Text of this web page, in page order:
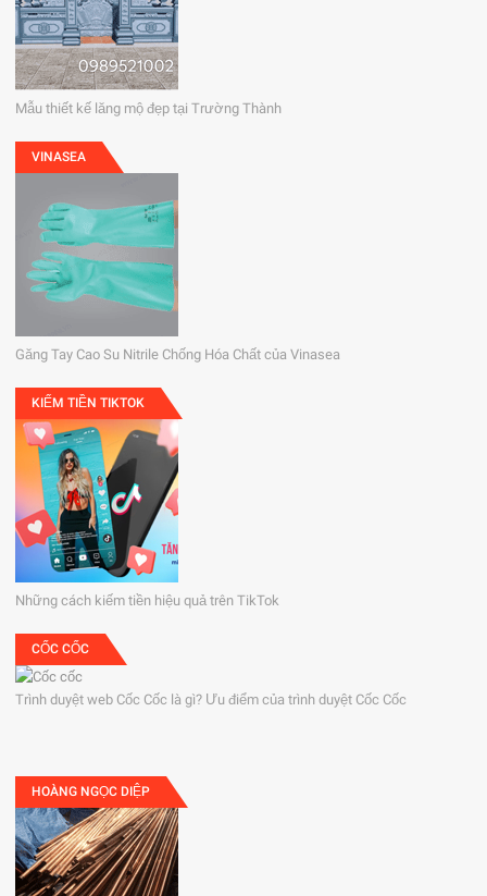
Mẫu thiết kế lăng mộ đẹp tại Trường Thành
VINASEA
Găng Tay Cao Su Nitrile Chống Hóa Chất của Vinasea
KIẾM TIỀN TIKTOK
Những cách kiếm tiền hiệu quả trên TikTok
CỐC CỐC
Trình duyệt web Cốc Cốc là gì? Ưu điểm của trình duyệt Cốc Cốc
HOÀNG NGỌC DIỆP